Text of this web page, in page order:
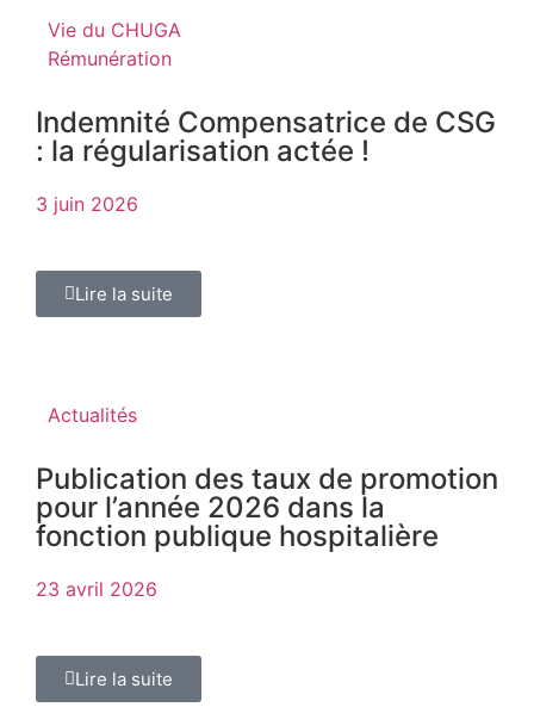
Vie du CHUGA
Rémunération
Indemnité Compensatrice de CSG
: la régularisation actée !
3 juin 2026
Lire la suite
Actualités
Publication des taux de promotion
pour l’année 2026 dans la
fonction publique hospitalière
23 avril 2026
Lire la suite